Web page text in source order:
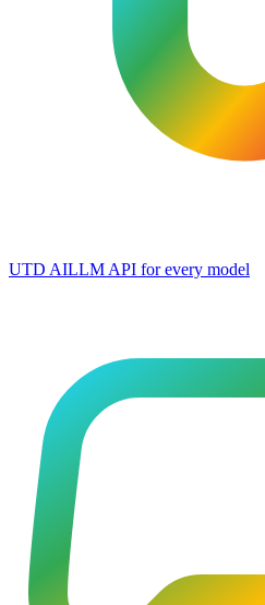
UTD AILLM API for every model